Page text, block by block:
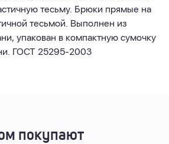
тесьму. Брюки прямые на
тесьмой. Выполнен из
упакован в компактную сумочку
ГОСТ 25295-2003
покупают